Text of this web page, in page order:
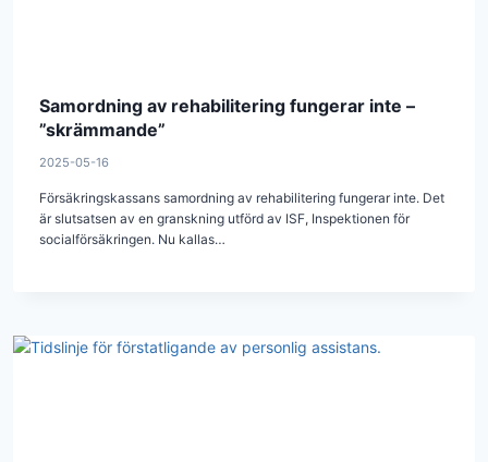
Samordning av rehabilitering fungerar inte –
”skrämmande”
2025-05-16
Försäkringskassans samordning av rehabilitering fungerar inte. Det
är slutsatsen av en granskning utförd av ISF, Inspektionen för
socialförsäkringen. Nu kallas…